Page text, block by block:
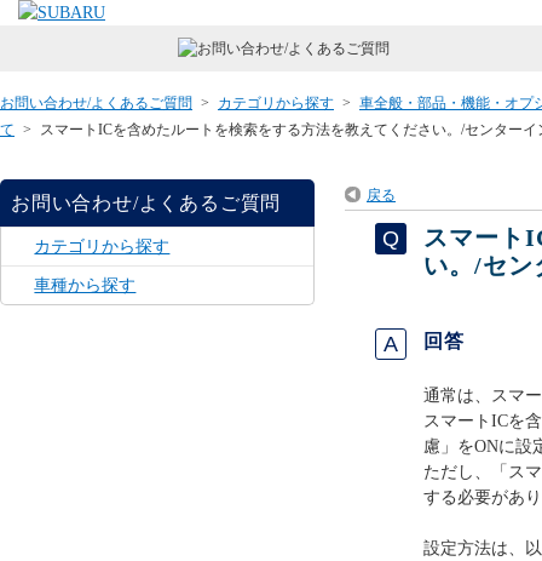
お問い合わせ/よくあるご質問 > カテゴリから探す > 車全般・部品・機能・オプ
て > スマートICを含めたルートを検索をする方法を教えてください。/センター
お問い合わせ/よくあるご質問
カテゴリから探す
車種から探す
戻る
スマート
い。/セン
回答
通常は、スマ
スマートICを
慮」をONに設
ただし、「ス
する必要があ
設定方法は、